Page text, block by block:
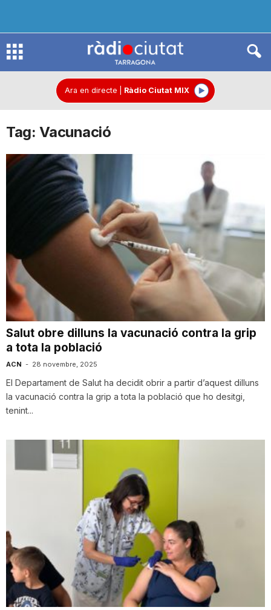
R
d
i
u
a
t
T
Ara en directe Ràdio Ciutat MIX
Tag: Vacunació
Salut obre dilluns la vacunació contra la grip
a tota la població
ACN - 28 novembre, 2025
El Departament de Salut ha decidit obrir a partir d’aquest dilluns
la vacunació contra la grip a tota la població que ho desitgi,
tenint...